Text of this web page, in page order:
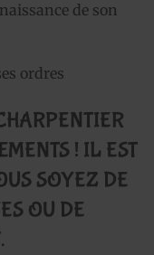
de son
ordres
! IL EST
SOYEZ DE
OU DE